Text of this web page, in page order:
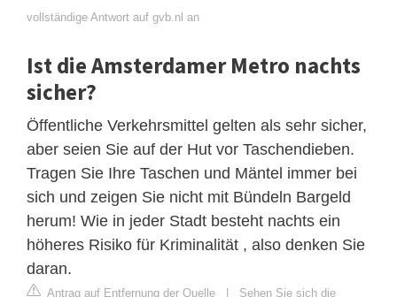
vollständige Antwort auf gvb.nl an
Ist die Amsterdamer Metro nachts
sicher?
Öffentliche Verkehrsmittel gelten als sehr sicher,
aber seien Sie auf der Hut vor Taschendieben.
Tragen Sie Ihre Taschen und Mäntel immer bei
sich und zeigen Sie nicht mit Bündeln Bargeld
herum! Wie in jeder Stadt besteht nachts ein
höheres Risiko für Kriminalität , also denken Sie
daran.
Antrag auf Entfernung der Quelle | Sehen Sie sich die